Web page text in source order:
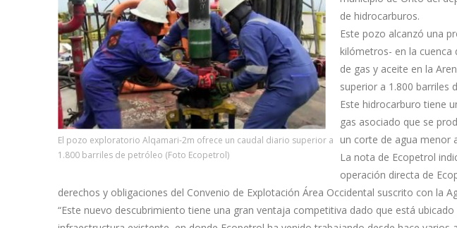
El pozo exploratorio Alqamari-2m ofrece un caudal diario superior a
1.800 barriles de petróleo (Foto Ecopetrol)
de hidrocarburos.
Este pozo alcanzó una
kilómetros- en la cuenca
de gas y aceite en la
superior a 1.800 barriles
Este hidrocarburo tiene
gas asociado que se
un corte de agua menor
La nota de Ecopetrol
operación directa de
derechos y obligaciones del Convenio de Explotación Área Occidental suscrito con la
“Este nuevo descubrimiento tiene una gran ventaja competitiva dado que está